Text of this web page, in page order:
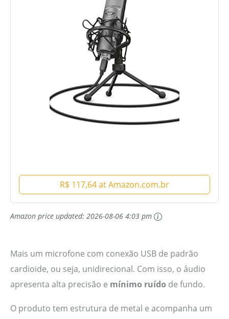
R$ 117,64 at Amazon.com.br
Amazon price updated: 2026-08-06 4:03 pm
Mais um microfone com conexão USB de padrão
cardioide, ou seja, unidirecional. Com isso, o áudio
apresenta alta precisão e mínimo ruído de fundo.
O produto tem estrutura de metal e acompanha um